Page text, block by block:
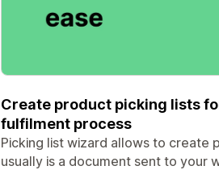
Create product picking lists
fulfilment process
Picking list wizard allows to create
usually is a document sent to your